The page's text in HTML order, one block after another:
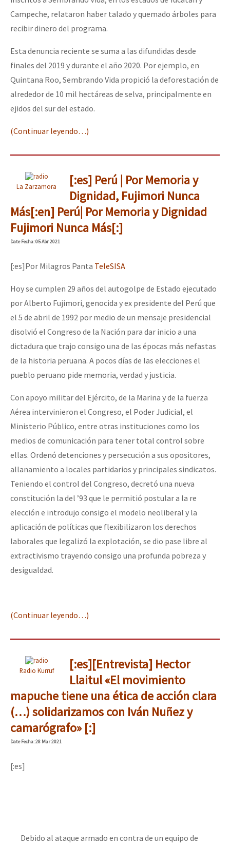
Campeche, relataron haber talado y quemado árboles para
recibir dinero del programa.
Esta denuncia reciente se suma a las difundidas desde
finales del 2019 y durante el año 2020. Por ejemplo, en
Quintana Roo, Sembrando Vida propició la deforestación de
alrededor de 10 mil hectáreas de selva, principalmente en
ejidos del sur del estado.
(Continuar leyendo…)
La Zarzamora
[:es] Perú | Por Memoria y
Dignidad, Fujimori Nunca
Más[:en] Perú| Por Memoria y Dignidad
Fujimori Nunca Más[:]
DateFecha: 05 Abr 2021
[:es]Por Milagros Panta TeleSISA
Hoy se cumplen 29 años del autogolpe de Estado ejecutado
por Alberto Fujimori, genocida y ex presidente del Perú que
el 5 de abril de 1992 por medio de un mensaje presidencial
disolvió el Congreso de la Nación para dar inicio a una
dictadura que trajo consigo una de las épocas más nefastas
de la historia peruana. A pocos días de las elecciones el
pueblo peruano pide memoria, verdad y justicia.
Con apoyo militar del Ejército, de la Marina y de la fuerza
Aérea intervinieron el Congreso, el Poder Judicial, el
Ministerio Público, entre otras instituciones como los
medios de comunicación para tener total control sobre
ellas. Ordenó detenciones y persecución a sus opositores,
allanamiento a locales partidarios y principales sindicatos.
Teniendo el control del Congreso, decretó una nueva
constitución la del ’93 que le permitió postular a la re
elección e introdujo consigo el modelo neoliberal y la
aplicación de políticas que flexibilizaron los derechos
laborales que legalizó la explotación, se dio pase libre al
extractivismo trayendo consigo una profunda pobreza y
desigualdad.
(Continuar leyendo…)
Radio Kurruf
[:es][Entrevista] Hector
Llaitul «El movimiento
mapuche tiene una ética de acción clara
(…) solidarizamos con Iván Nuñez y
camarógrafo» [:]
DateFecha: 28 Mar 2021
[:es]
Debido al ataque armado en contra de un equipo de